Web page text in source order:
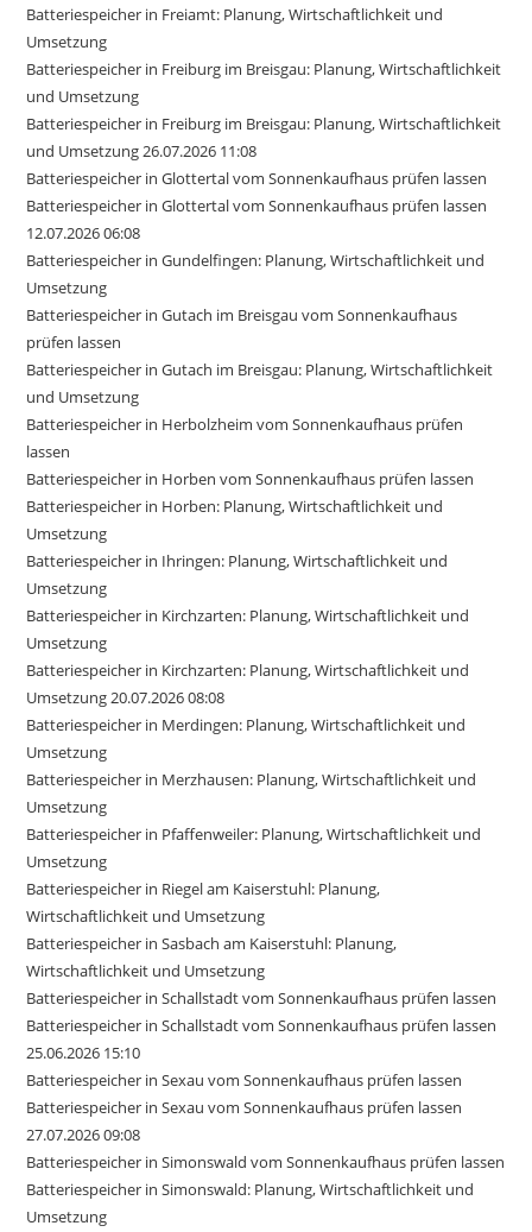
Batteriespeicher in Freiamt: Planung, Wirtschaftlichkeit und
Umsetzung
Batteriespeicher in Freiburg im Breisgau: Planung, Wirtschaftlichkeit
und Umsetzung
Batteriespeicher in Freiburg im Breisgau: Planung, Wirtschaftlichkeit
und Umsetzung 26.07.2026 11:08
Batteriespeicher in Glottertal vom Sonnenkaufhaus prüfen lassen
Batteriespeicher in Glottertal vom Sonnenkaufhaus prüfen lassen
12.07.2026 06:08
Batteriespeicher in Gundelfingen: Planung, Wirtschaftlichkeit und
Umsetzung
Batteriespeicher in Gutach im Breisgau vom Sonnenkaufhaus
prüfen lassen
Batteriespeicher in Gutach im Breisgau: Planung, Wirtschaftlichkeit
und Umsetzung
Batteriespeicher in Herbolzheim vom Sonnenkaufhaus prüfen
lassen
Batteriespeicher in Horben vom Sonnenkaufhaus prüfen lassen
Batteriespeicher in Horben: Planung, Wirtschaftlichkeit und
Umsetzung
Batteriespeicher in Ihringen: Planung, Wirtschaftlichkeit und
Umsetzung
Batteriespeicher in Kirchzarten: Planung, Wirtschaftlichkeit und
Umsetzung
Batteriespeicher in Kirchzarten: Planung, Wirtschaftlichkeit und
Umsetzung 20.07.2026 08:08
Batteriespeicher in Merdingen: Planung, Wirtschaftlichkeit und
Umsetzung
Batteriespeicher in Merzhausen: Planung, Wirtschaftlichkeit und
Umsetzung
Batteriespeicher in Pfaffenweiler: Planung, Wirtschaftlichkeit und
Umsetzung
Batteriespeicher in Riegel am Kaiserstuhl: Planung,
Wirtschaftlichkeit und Umsetzung
Batteriespeicher in Sasbach am Kaiserstuhl: Planung,
Wirtschaftlichkeit und Umsetzung
Batteriespeicher in Schallstadt vom Sonnenkaufhaus prüfen lassen
Batteriespeicher in Schallstadt vom Sonnenkaufhaus prüfen lassen
25.06.2026 15:10
Batteriespeicher in Sexau vom Sonnenkaufhaus prüfen lassen
Batteriespeicher in Sexau vom Sonnenkaufhaus prüfen lassen
27.07.2026 09:08
Batteriespeicher in Simonswald vom Sonnenkaufhaus prüfen lassen
Batteriespeicher in Simonswald: Planung, Wirtschaftlichkeit und
Umsetzung